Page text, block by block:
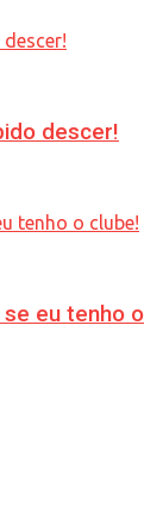
descer!
eu tenho o